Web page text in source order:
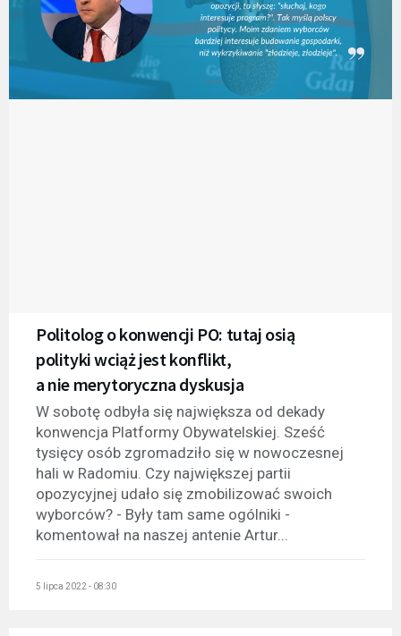
Politolog o konwencji PO: tutaj osią
polityki wciąż jest konflikt,
a nie merytoryczna dyskusja
W sobotę odbyła się największa od dekady
konwencja Platformy Obywatelskiej. Sześć
tysięcy osób zgromadziło się w nowoczesnej
hali w Radomiu. Czy największej partii
opozycyjnej udało się zmobilizować swoich
wyborców? - Były tam same ogólniki -
komentował na naszej antenie Artur...
5 lipca 2022 - 08:30